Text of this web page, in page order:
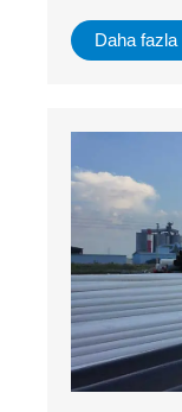
Daha fazla